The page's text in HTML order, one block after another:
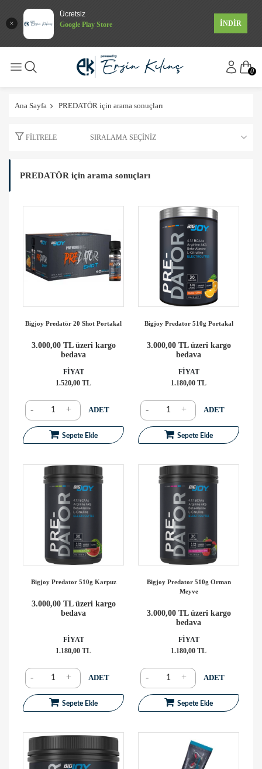
Ücretsiz
Google Play Store
İNDİR
0
Ana Sayfa PREDATÖR için arama sonuçları
FILTRELE
PREDATÖR için arama sonuçları
Bigjoy Predatör 20 Shot Portakal
3.000,00 TL üzeri kargo
bedava
FİYAT
1.520,00 TL
- + ADET
Sepete Ekle
Bigjoy Predator 510g Portakal
3.000,00 TL üzeri kargo
bedava
FİYAT
1.180,00 TL
- + ADET
Sepete Ekle
Bigjoy Predator 510g Karpuz
3.000,00 TL üzeri kargo
bedava
FİYAT
1.180,00 TL
- + ADET
Sepete Ekle
Bigjoy Predator 510g Orman
Meyve
3.000,00 TL üzeri kargo
bedava
FİYAT
1.180,00 TL
- + ADET
Sepete Ekle